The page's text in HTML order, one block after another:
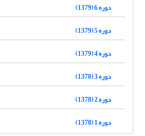
دوره 6 (1379)
دوره 5 (1379)
دوره 4 (1379)
دوره 3 (1378)
دوره 2 (1378)
دوره 1 (1378)